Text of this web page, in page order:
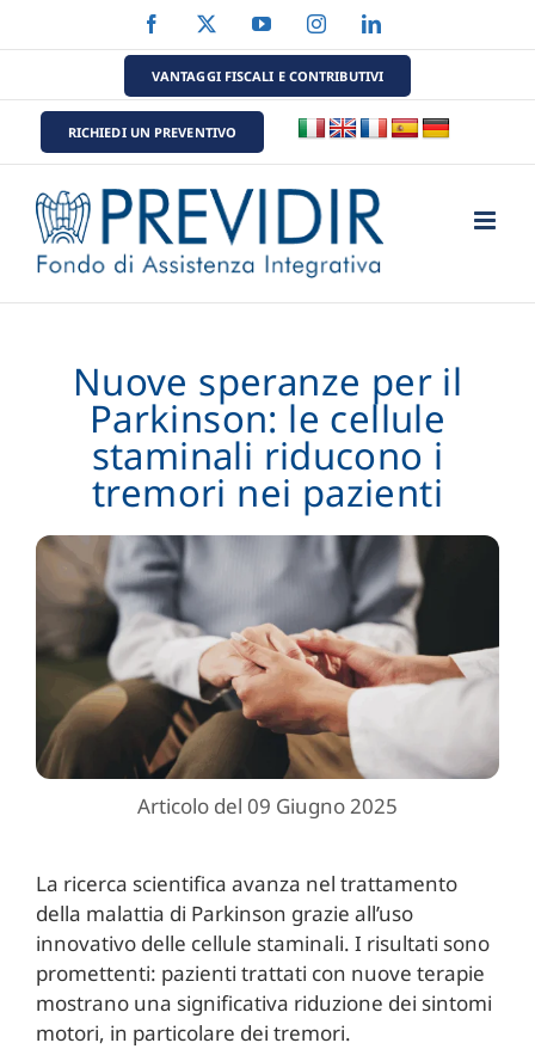
al
Facebook YouTubeInstagramLinkedIn
VANTAGGI FISCALI E CONTRIBUTIVI
RICHIEDI UN PREVENTIVO
Nuove speranze per il
Parkinson: le cellule
staminali riducono i
tremori nei pazienti
Articolo del 09 Giugno 2025
La ricerca scientifica avanza nel trattamento
della malattia di Parkinson grazie all’uso
innovativo delle cellule staminali. I risultati sono
promettenti: pazienti trattati con nuove terapie
mostrano una significativa riduzione dei sintomi
motori, in particolare dei tremori.